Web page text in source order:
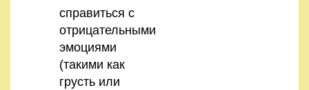
справиться с
отрицательными
эмоциями
(такими как
грусть или